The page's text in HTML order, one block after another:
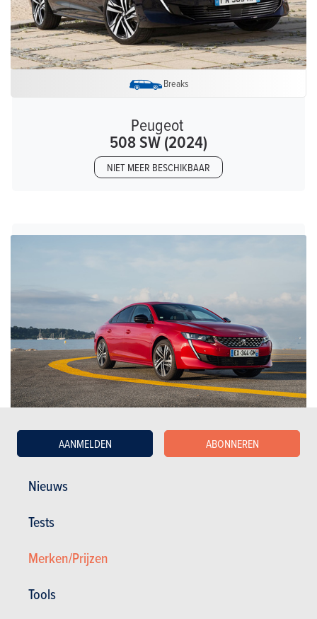
Nieuws
Tests
Merken/Prijzen
Tools
AANMELDEN ABONNEREN
Breaks
Peugeot
508 SW (2024)
NIET MEER BESCHIKBAAR
Grote middenklassers